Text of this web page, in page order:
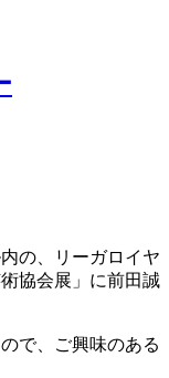
の、リーガロイヤ
協会展」に前田誠
で、ご興味のある